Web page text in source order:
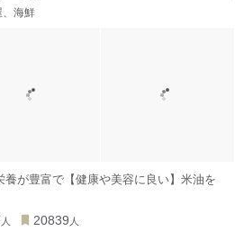
、海鮮
が豊富で【健康や美容に良い】米油を
人 20839 人